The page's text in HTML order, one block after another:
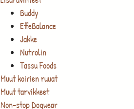
Buddy
EffeBalance
Jakke
Nutrolin
Tassu Foods
Muut koirien ruuat
Muut tarvikkeet
Non-stop Dogwear